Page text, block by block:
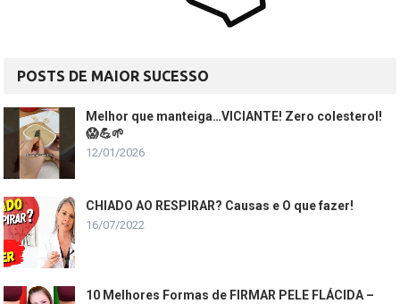
POSTS DE MAIOR SUCESSO
Melhor que manteiga…VICIANTE! Zero colesterol!
😱💪🌱
12/01/2026
CHIADO AO RESPIRAR? Causas e O que fazer!
16/07/2022
10 Melhores Formas de FIRMAR PELE FLÁCIDA –